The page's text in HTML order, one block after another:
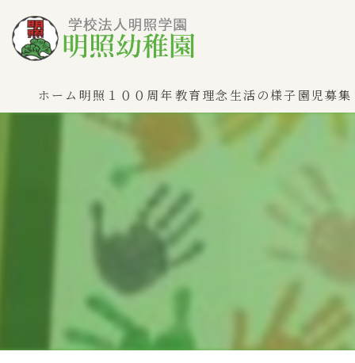
ホーム 明照１００周年教育理念生活の様子 園児募集